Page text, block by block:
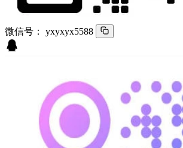
微信号： yxyxyx5588